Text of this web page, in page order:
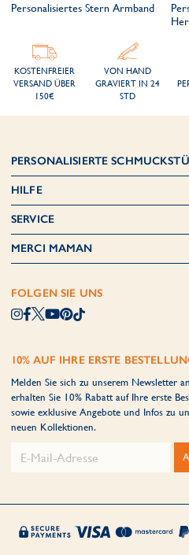
Personalisiertes Stern Armband
KOSTENFREIER
VERSAND ÜBER
150€
VON HAND
GRAVIERT IN 24
STD
PERSONALISIERTE
HILFE
SERVICE
MERCI MAMAN
FOLGEN SIE UNS
10% AUF IHRE ERSTE
Melden Sie sich zu unserem Newsletter
erhalten Sie 10% Rabatt auf Ihre erste
sowie exklusive Angebote und Infos zu
neuen Kollektionen.